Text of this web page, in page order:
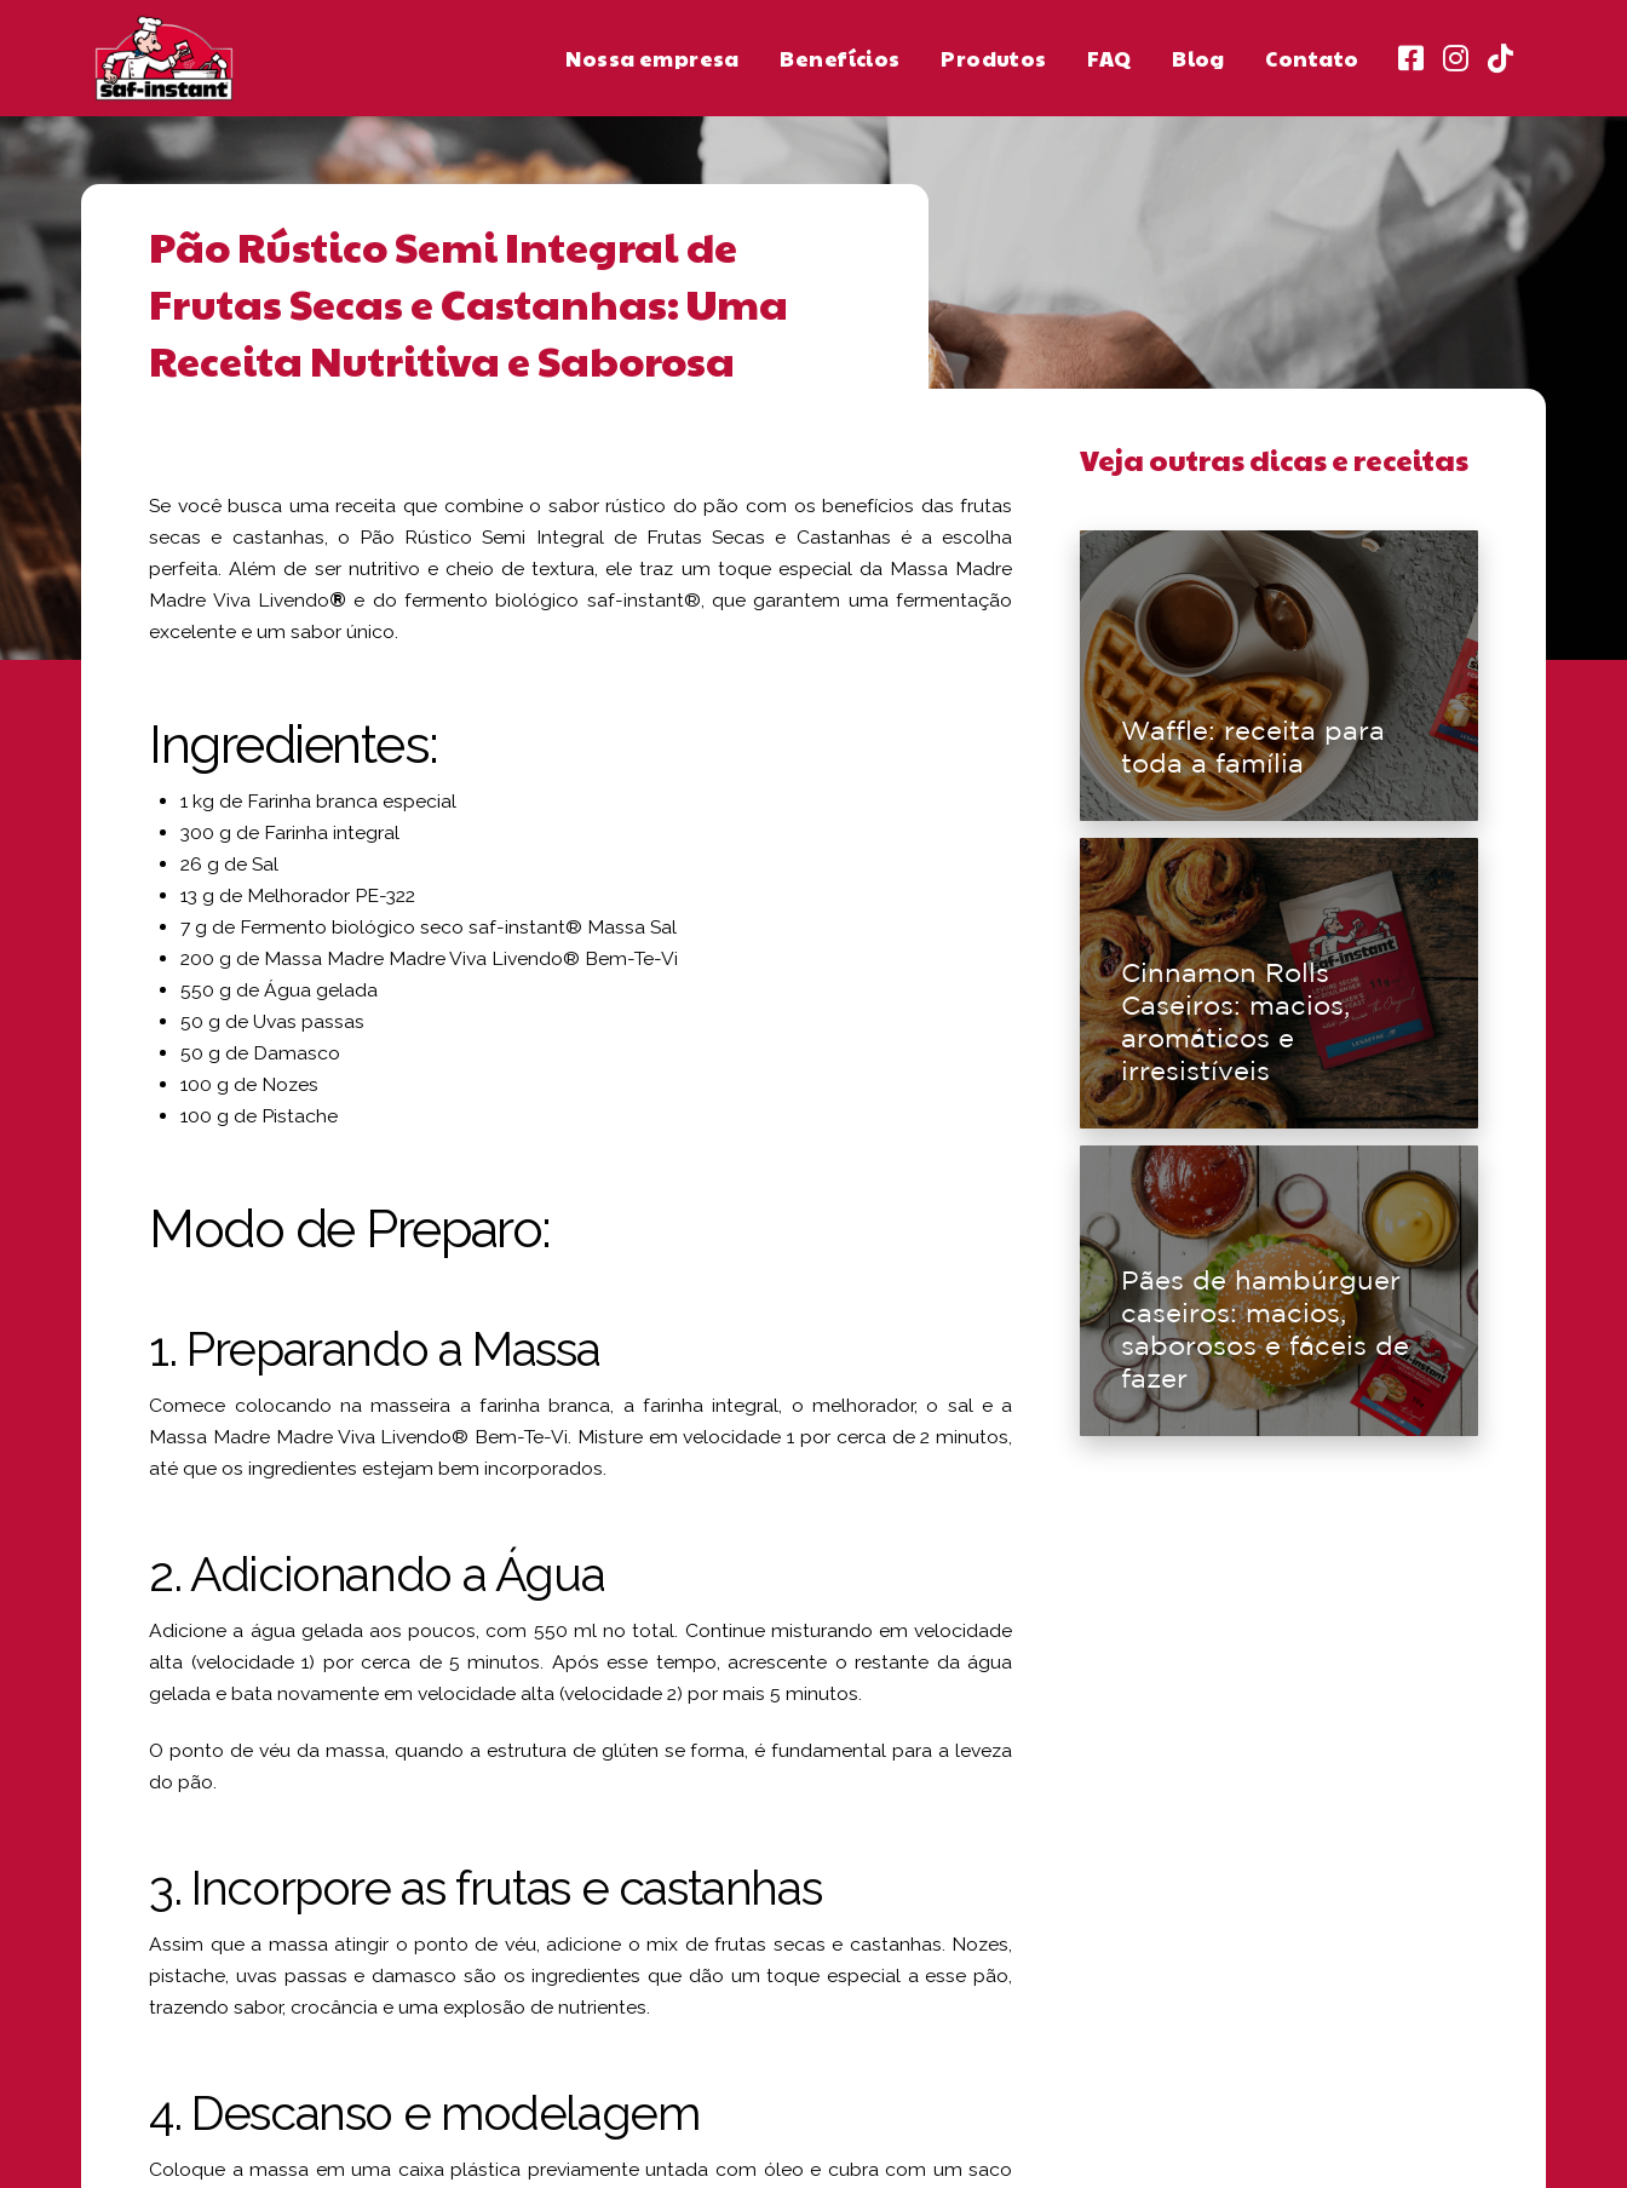
Nossa empresa Benefícios Produtos FAQ Blog Contato
Pão Rústico Semi Integral de
Frutas Secas e Castanhas: Uma
Receita Nutritiva e Saborosa
Se você busca uma receita que combine o sabor rústico do pão com os benefícios das frutas
secas e castanhas, o Pão Rústico Semi Integral de Frutas Secas e Castanhas é a escolha
perfeita. Além de ser nutritivo e cheio de textura, ele traz um toque especial da Massa Madre
Madre Viva Livendo® e do fermento biológico saf-instant®, que garantem uma fermentação
excelente e um sabor único.
Ingredientes:
1 kg de Farinha branca especial
300 g de Farinha integral
26 g de Sal
13 g de Melhorador PE-322
7 g de Fermento biológico seco saf-instant® Massa Sal
200 g de Massa Madre Madre Viva Livendo® Bem-Te-Vi
550 g de Água gelada
50 g de Uvas passas
50 g de Damasco
100 g de Nozes
100 g de Pistache
Modo de Preparo:
1. Preparando a Massa
Comece colocando na masseira a farinha branca, a farinha integral, o melhorador, o sal e a
Massa Madre Madre Viva Livendo® Bem-Te-Vi. Misture em velocidade 1 por cerca de 2 minutos,
até que os ingredientes estejam bem incorporados.
2. Adicionando a Água
Adicione a água gelada aos poucos, com 550 ml no total. Continue misturando em velocidade
alta (velocidade 1) por cerca de 5 minutos. Após esse tempo, acrescente o restante da água
gelada e bata novamente em velocidade alta (velocidade 2) por mais 5 minutos.
O ponto de véu da massa, quando a estrutura de glúten se forma, é fundamental para a leveza
do pão.
3. Incorpore as frutas e castanhas
Assim que a massa atingir o ponto de véu, adicione o mix de frutas secas e castanhas. Nozes,
pistache, uvas passas e damasco são os ingredientes que dão um toque especial a esse pão,
trazendo sabor, crocância e uma explosão de nutrientes.
4. Descanso e modelagem
Coloque a massa em uma caixa plástica previamente untada com óleo e cubra com um saco
Veja outras dicas e receitas
Waffle: receita para
toda a família
Cinnamon Rolls
Caseiros: macios,
aromáticos e
irresistíveis
Pães de hambúrguer
caseiros: macios,
saborosos e fáceis de
fazer